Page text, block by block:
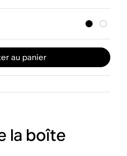
au panier
la boîte